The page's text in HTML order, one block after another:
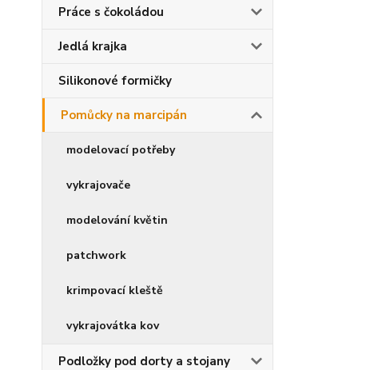
Práce s čokoládou
Jedlá krajka
Silikonové formičky
Pomůcky na marcipán
modelovací potřeby
vykrajovače
modelování květin
patchwork
krimpovací kleště
vykrajovátka kov
Podložky pod dorty a stojany